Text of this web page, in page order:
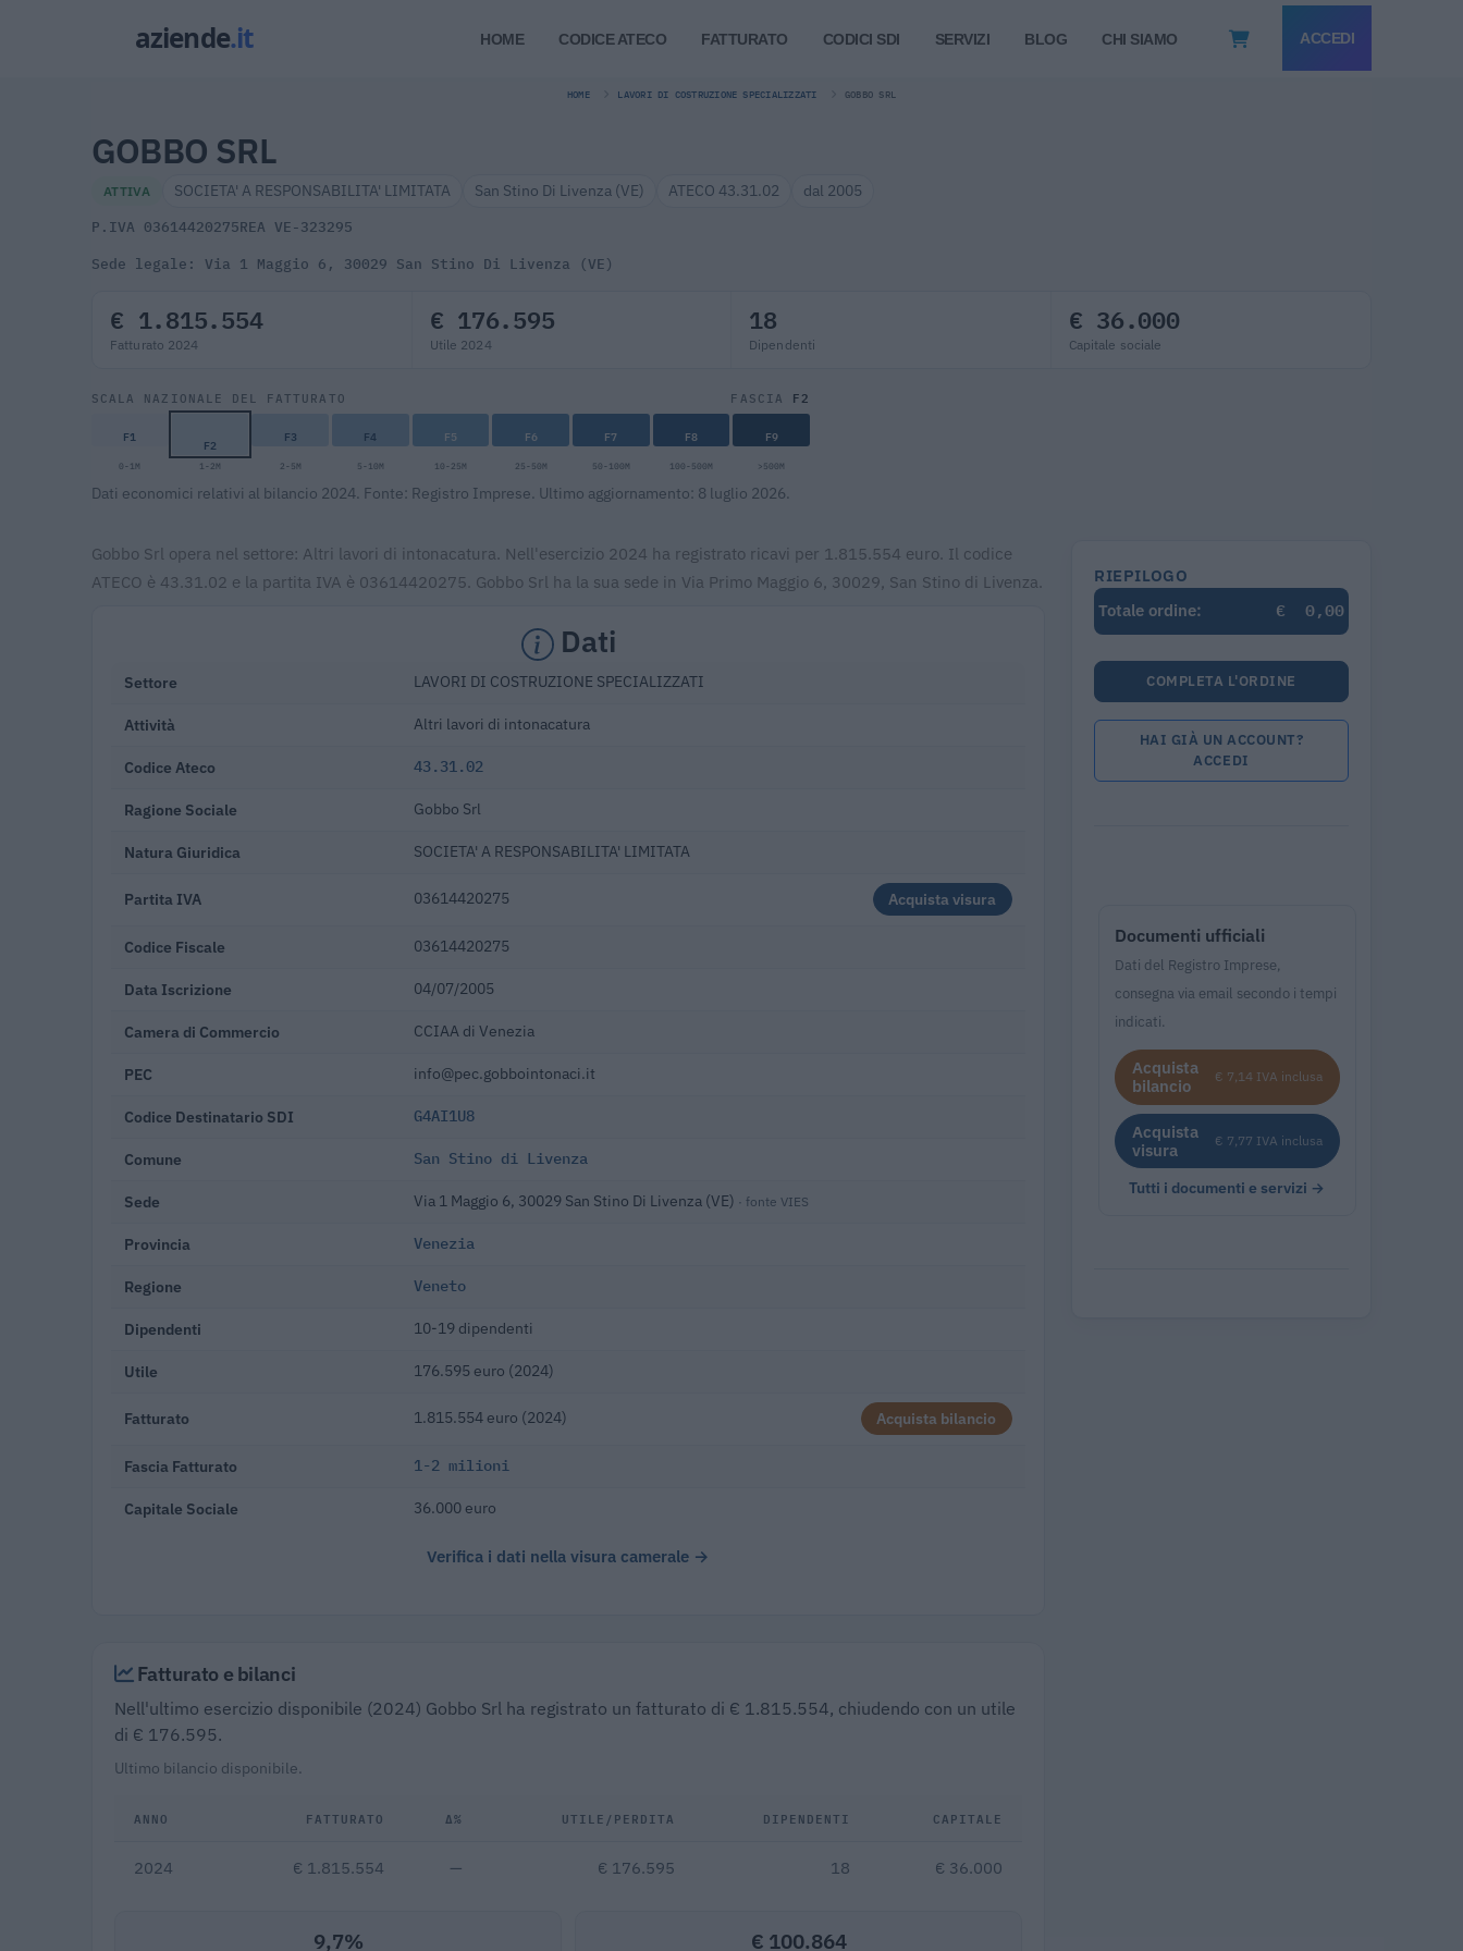
HOME CODICE ATECO FATTURATO CODICI SDI SERVIZI BLOG CHI SIAMO ACCEDI
HOME LAVORI DI COSTRUZIONE SPECIALIZZATI GOBBO SRL
GOBBO SRL
ATTIVA SOCIETA' A RESPONSABILITA' LIMITATA San Stino Di Livenza (VE) ATECO 43.31.02 dal 2005
P.IVA 03614420275REA VE-323295
Sede legale: Via 1 Maggio 6, 30029 San Stino Di Livenza (VE)
€ 1.815.554
Fatturato 2024
€ 176.595
Utile 2024
18
Dipendenti
€ 36.000
Capitale sociale
SCALA NAZIONALE DEL FATTURATO FASCIA F2
F1 F2 F3 F4 F5 F6 F7 F8 F9
0-1M 1-2M 2-5M 5-10M 10-25M 25-50M 50-100M 100-500M >500M
Dati economici relativi al bilancio 2024. Fonte: Registro Imprese. Ultimo aggiornamento: 8 luglio 2026.
Gobbo Srl opera nel settore: Altri lavori di intonacatura. Nell'esercizio 2024 ha registrato ricavi per 1.815.554 euro. Il codice
ATECO è 43.31.02 e la partita IVA è 03614420275. Gobbo Srl ha la sua sede in Via Primo Maggio 6, 30029, San Stino di Livenza.
Dati
Settore LAVORI DI COSTRUZIONE SPECIALIZZATI
Attività Altri lavori di intonacatura
Codice Ateco 43.31.02
Ragione Sociale Gobbo Srl
Natura Giuridica SOCIETA' A RESPONSABILITA' LIMITATA
Partita IVA 03614420275 Acquista visura
Codice Fiscale 03614420275
Data Iscrizione 04/07/2005
Camera di Commercio CCIAA di Venezia
PEC info@pec.gobbointonaci.it
Codice Destinatario SDI G4AI1U8
Comune San Stino di Livenza
Sede Via 1 Maggio 6, 30029 San Stino Di Livenza (VE) · fonte VIES
Provincia Venezia
Regione Veneto
Dipendenti 10-19 dipendenti
Utile 176.595 euro (2024)
Fatturato 1.815.554 euro (2024) Acquista bilancio
Fascia Fatturato 1-2 milioni
Capitale Sociale 36.000 euro
Verifica i dati nella visura camerale →
Fatturato e bilanci
Nell'ultimo esercizio disponibile (2024) Gobbo Srl ha registrato un fatturato di € 1.815.554, chiudendo con un utile
di € 176.595.
Ultimo bilancio disponibile.
ANNO FATTURATO Δ% UTILE/PERDITA DIPENDENTI CAPITALE
2024 € 1.815.554 — € 176.595 18 € 36.000
9,7% € 100.864
RIEPILOGO
Totale ordine:
€ 0,00
COMPLETA L'ORDINE
HAI GIÀ UN ACCOUNT?
ACCEDI
Documenti ufficiali
Dati del Registro Imprese,
consegna via email secondo i tempi
indicati.
Acquista
bilancio
€ 7,14 IVA inclusa
Acquista
visura
€ 7,77 IVA inclusa
Tutti i documenti e servizi →